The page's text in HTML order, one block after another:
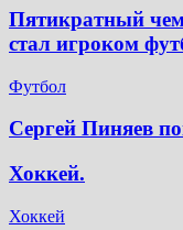
Пятикратный
стал игроком
Футбол
Сергей Пиняев
Хоккей.
Хоккей